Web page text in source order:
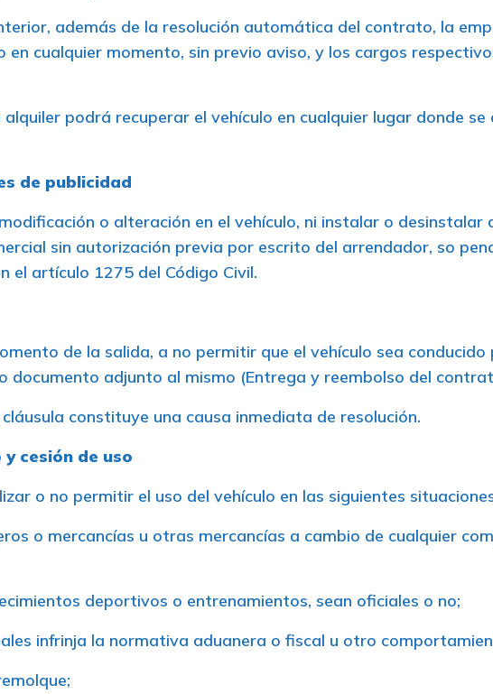
además de la resolución automática del contrato, la
en cualquier momento, sin previo aviso, y los cargos
podrá recuperar el vehículo en cualquier lugar donde se
de publicidad
o alteración en el vehículo, ni instalar o desinstalar
sin autorización previa por escrito del arrendador, so
el artículo 1275 del Código Civil.
de la salida, a no permitir que el vehículo sea conducido
adjunto al mismo (Entrega y reembolso del
constituye una causa inmediata de resolución.
y cesión de uso
o no permitir el uso del vehículo en las siguientes
o mercancías u otras mercancías a cambio de cualquier
deportivos o entrenamientos, sean oficiales o no;
infrinja la normativa aduanera o fiscal u otro